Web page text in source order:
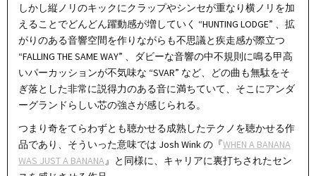
しかし縦ノリのキックにクラップやシンセが重なり横ノリを加
えることでどんどん躍動感が増していく “HUNTING LODGE” 、拡
がりのある音響空間を作りながらも不思議と疾走感が際立つ
“FALLING THE SAME WAY” 、ダビーな音響の中不規則に鳴る甲高
いパーカッションが不気味な “SVAR” など、どの曲も無駄をそ
ぎ落とした非常に説得力のある音に満ちていて、そこにアンダ
ーグランドらしい芯の強さが感じられる。
つまり奇をてらわずとも聴かせる成熟したテクノを聴かせる作
品であり、そういった意味では Josh Wink の『WHEN A BANANA
WAS JUST A BANANA』と同様に、キャリアに裏打ちされたセン